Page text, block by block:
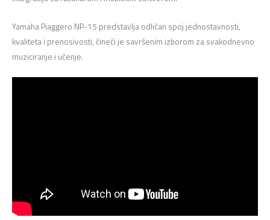
Yamaha Piaggero NP-15 predstavlja odličan spoj jednostavnosti,
kvaliteta i prenosivosti, čineći je savršenim izborom za svakodnevno
muziciranje i učenje.